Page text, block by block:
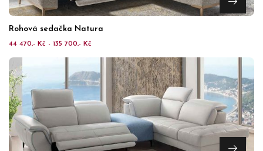
Rohová sedačka Natura
44 470,- Kč - 135 700,- Kč